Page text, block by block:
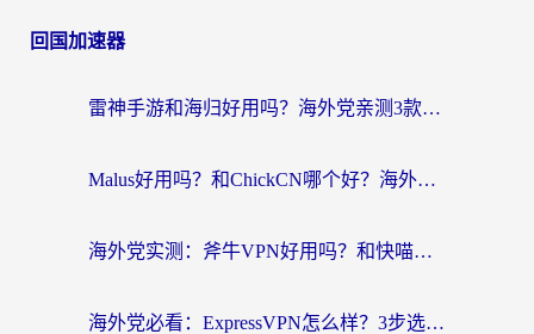
回国加速器
雷神手游和海归好用吗？海外党亲测3款热门回国加速器+番茄加速器深度体验
Malus好用吗？和ChickCN哪个好？海外党亲测：选对回国加速器，追剧游戏不卡顿
海外党实测：斧牛VPN好用吗？和快喵VPN对比哪个回国效果更好？附3款热门加速器深度分析
海外党必看：ExpressVPN怎么样？3步选对回国加速器，无缝刷国内剧玩手游